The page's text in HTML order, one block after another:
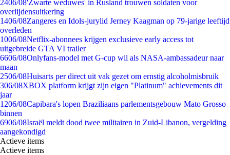
2406/08'Zwarte weduwes' in Rusland trouwen soldaten voor
overlijdensuitkering
1406/08Zangeres en Idols-jurylid Jerney Kaagman op 79-jarige leeftijd
overleden
1006/08Netflix-abonnees krijgen exclusieve early access tot
uitgebreide GTA VI trailer
6606/08Onlyfans-model met G-cup wil als NASA-ambassadeur naar
maan
2506/08Huisarts per direct uit vak gezet om ernstig alcoholmisbruik
306/08XBOX platform krijgt zijn eigen "Platinum" achievements dit
jaar
1206/08Capibara's lopen Braziliaans parlementsgebouw Mato Grosso
binnen
6906/08Israël meldt dood twee militairen in Zuid-Libanon, vergelding
aangekondigd
Actieve items
Actieve items